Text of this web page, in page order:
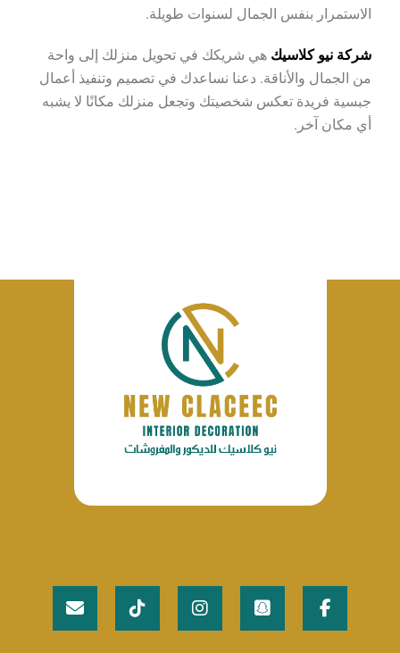
الاستمرار بنفس الجمال لسنوات طويلة.
شركة نيو كلاسيك هي شريكك في تحويل منزلك إلى واحة
من الجمال والأناقة. دعنا نساعدك في تصميم وتنفيذ أعمال
جبسية فريدة تعكس شخصيتك وتجعل منزلك مكانًا لا يشبه
أي مكان آخر.